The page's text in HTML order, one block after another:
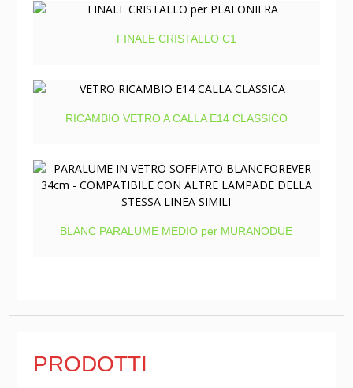
FINALE CRISTALLO C1
RICAMBIO VETRO A CALLA E14 CLASSICO
BLANC PARALUME MEDIO per MURANODUE
PRODOTTI